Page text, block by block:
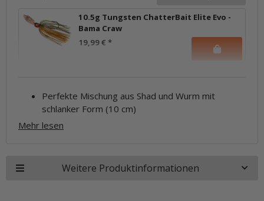
10.5g Tungsten ChatterBait Elite Evo -
Bama Craw
19,99 € *
Perfekte Mischung aus Shad und Wurm mit
schlanker Form (10 cm)
Mehr lesen
Weitere Produktinformationen